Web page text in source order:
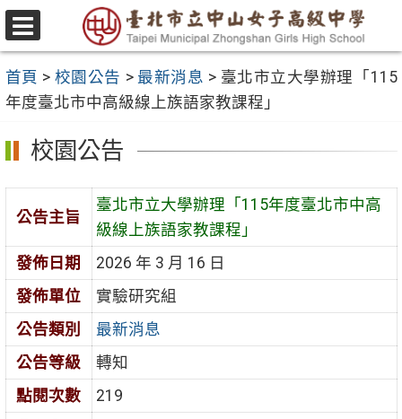
跳
至
要
內
容
區
選
單
首頁 > 校園公告 > 最新消息 > 臺北市立大學辦理「115
年度臺北市中高級線上族語家教課程」
校園公告
公告主旨
臺北市立大學辦理「115年度臺北市中高
級線上族語家教課程」
發佈日期
2026 年 3 月 16 日
發佈單位
實驗研究組
公告類別
最新消息
公告等級
轉知
點閱次數
219